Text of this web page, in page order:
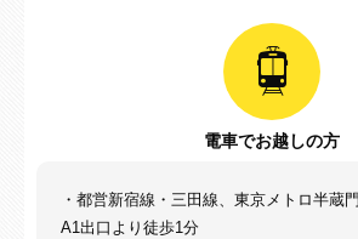
電車でお越しの方
・都営新宿線・三田線、東京メトロ半蔵
A1出口より徒歩1分